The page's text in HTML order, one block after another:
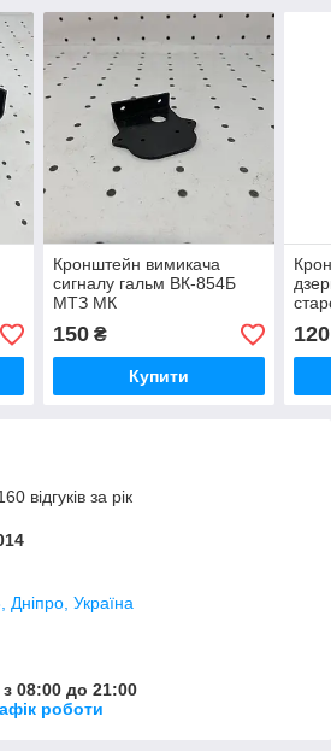
Кронштейн вимикача
сигналу гальм ВК-854Б
МТЗ МК
150₴
Купити
120
відгуків за рік
Дніпро, Україна
08:00 до 21:00
роботи